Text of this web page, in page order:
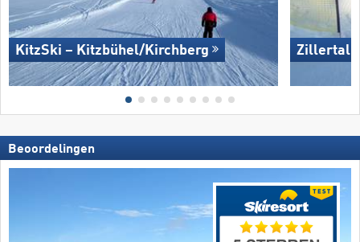
KitzSki – Kitzbühel/​Kirchberg Zillertal
Beoordelingen